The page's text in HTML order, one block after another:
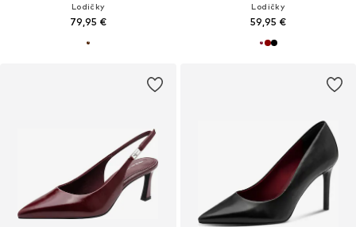
Lodičky
79,95 €
Lodičky
59,95 €